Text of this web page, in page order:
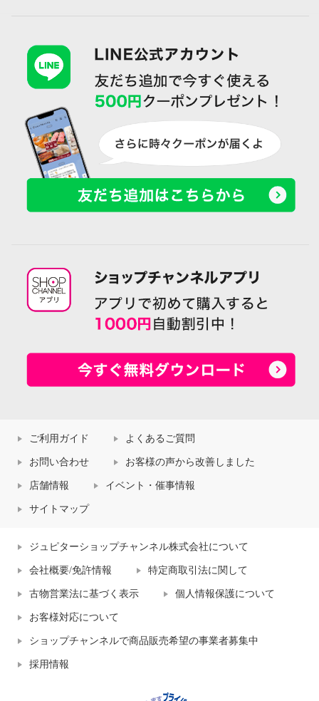
ご利用ガイド よくあるご質問
お問い合わせ お客様の声から改善しました
店舗情報 イベント・催事情報
サイトマップ
ジュピターショップチャンネル株式会社について
会社概要/免許情報 特定商取引法に関して
古物営業法に基づく表示 個人情報保護について
お客様対応について
ショップチャンネルで商品販売希望の事業者募集中
採用情報